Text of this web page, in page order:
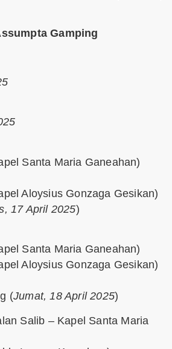
Gamping
Santa Maria Ganeahan)
Aloysius Gonzaga Gesikan)
17 April 2025)
Santa Maria Ganeahan)
Aloysius Gonzaga Gesikan)
(Jumat, 18 April 2025)
Salib – Kapel Santa Maria